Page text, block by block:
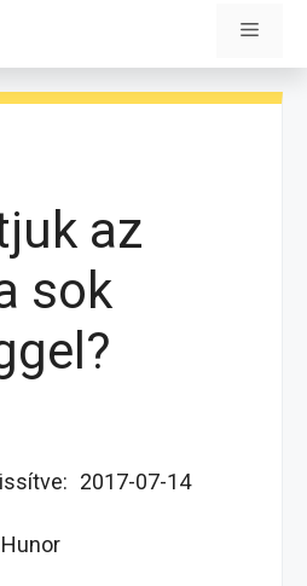
Menü
az
sok
2017-07-14